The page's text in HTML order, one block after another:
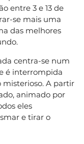
entre 3 e 13 de
se mais uma
das melhores
centra-se num
é interrompida
A partir
animado por
eles
e tirar o